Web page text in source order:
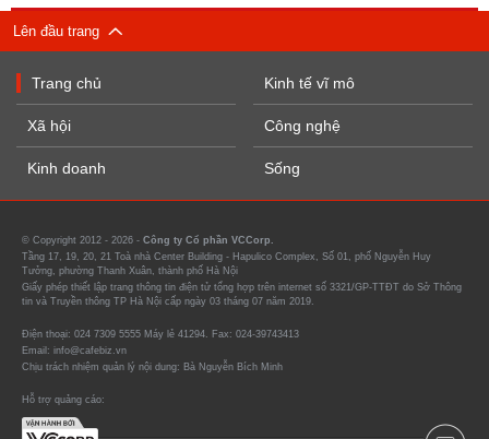
Lên đầu trang
Trang chủ
Xã hội
Kinh doanh
Kinh tế vĩ mô
Công nghệ
Sống
© Copyright 2012 - 2026 - Công ty Cổ phần VCCorp.
Tầng 17, 19, 20, 21 Toà nhà Center Building - Hapulico Complex, Số 01, phố Nguyễn Huy
Tưởng, phường Thanh Xuân, thành phố Hà Nội
Giấy phép thiết lập trang thông tin điện tử tổng hợp trên internet số 3321/GP-TTĐT do Sở Thông
tin và Truyền thông TP Hà Nội cấp ngày 03 tháng 07 năm 2019.
Điện thoại: 024 7309 5555 Máy lẻ 41294. Fax: 024-39743413
Email: info@cafebiz.vn
Chịu trách nhiệm quản lý nội dung: Bà Nguyễn Bích Minh
Hỗ trợ quảng cáo: